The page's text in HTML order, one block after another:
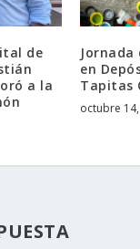
de
a la
Jornada
en
Tapitas
octubre